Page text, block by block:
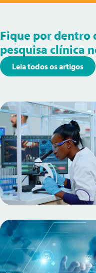
Fique por dentro
pesquisa clínica
Leia todos os artigos